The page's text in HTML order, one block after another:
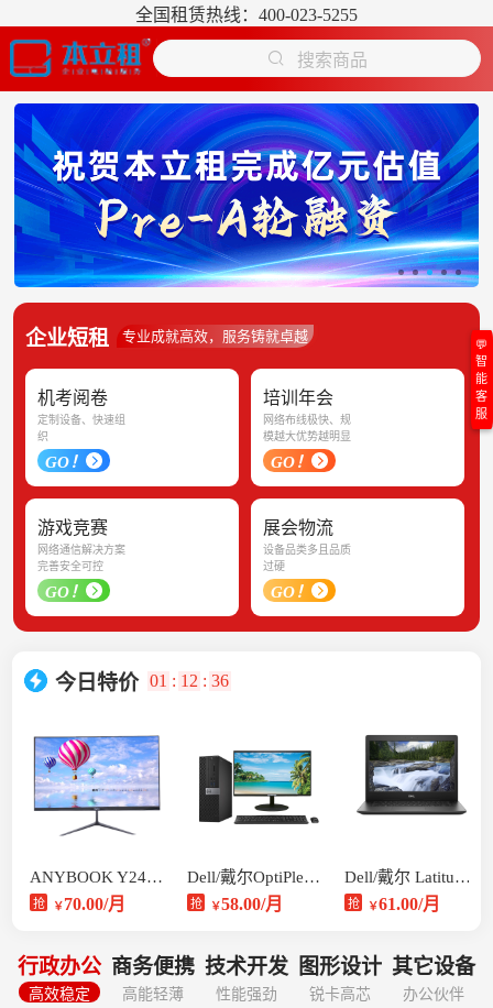
全国租赁热线：400-023-5255
搜索商品
企业短租 专业成就高效，服务铸就卓越
机考阅卷
定制设备、快速组
织
GO！
培训年会
网络布线极快、规
模越大优势越明显
GO！
游戏竞赛
网络通信解决方案
完善安全可控
GO！
展会物流
设备品类多且品质
过硬
GO！
今日特价 01 : 12 : 36
ANYBOOK Y24 一体机
抢 ￥70.00/月
Dell/戴尔OptiPlex 3040
抢 ￥58.00/月
Dell/戴尔 Latitude 3490
抢 ￥61.00/月
行政办公
高效稳定
商务便携
高能轻薄
技术开发
性能强劲
图形设计
锐卡高芯
其它设备
办公伙伴
💬
智
能
客
服